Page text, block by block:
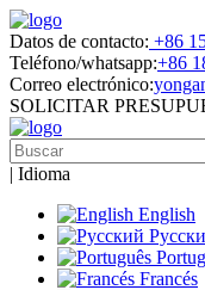
Datos de contacto: +86
Teléfono/whatsapp:+86
Correo electrónico:
SOLICITAR
| Idioma
English
Francés